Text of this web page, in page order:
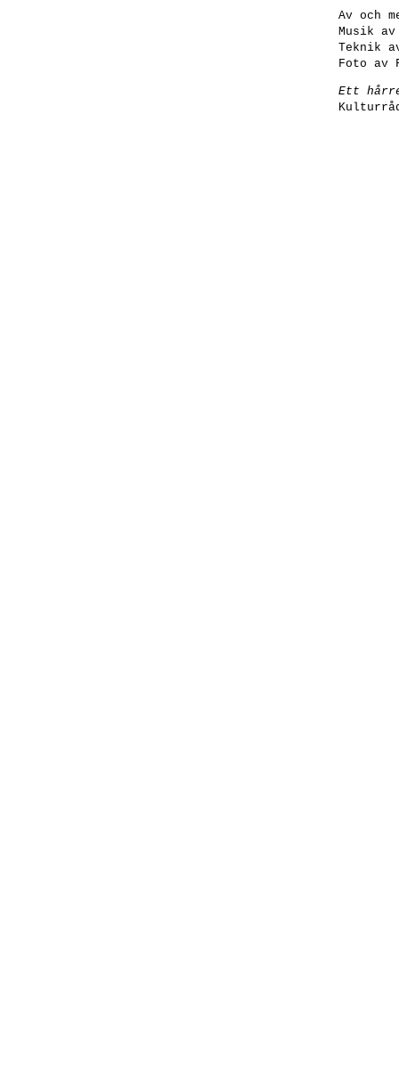
Av och
Musik
Teknik
Foto av
Ett